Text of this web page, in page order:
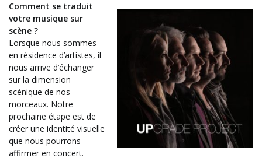
Comment se traduit
votre musique sur
scène ?
Lorsque nous sommes
en résidence d’artistes, il
nous arrive d’échanger
sur la dimension
scénique de nos
morceaux. Notre
prochaine étape est de
créer une identité visuelle
que nous pourrons
affirmer en concert.